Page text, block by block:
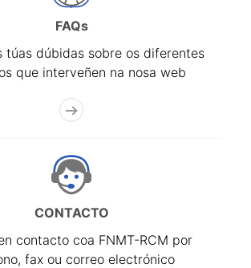
FAQs
túas dúbidas sobre os diferentes
que interveñen na nosa web
CONTACTO
contacto coa FNMT-RCM por
fax ou correo electrónico